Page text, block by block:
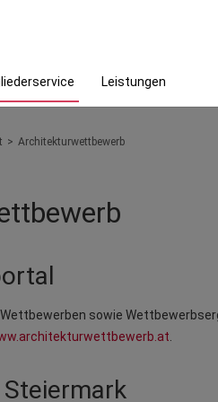
Leistungen
Architekturwettbewerb
sowie
.